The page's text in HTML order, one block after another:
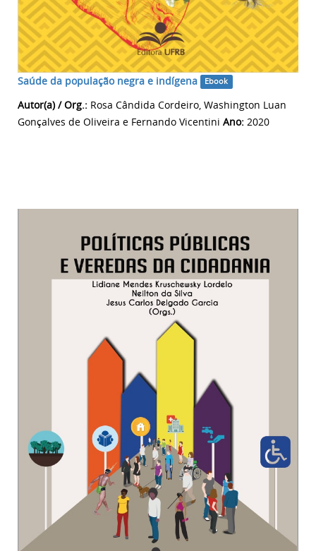
Saúde da população negra e indígena Ebook
Autor(a) / Org.: Rosa Cândida Cordeiro, Washington Luan
Gonçalves de Oliveira e Fernando Vicentini Ano: 2020